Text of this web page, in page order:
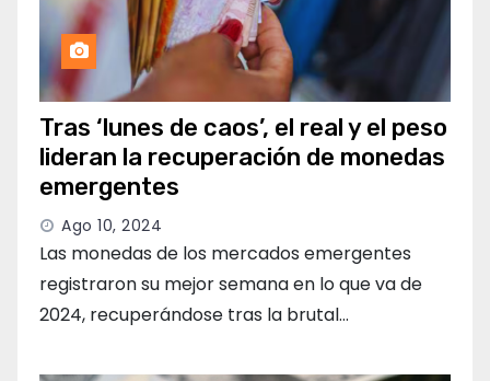
Tras ‘lunes de caos’, el real y el peso
lideran la recuperación de monedas
emergentes
Ago 10, 2024
Las monedas de los mercados emergentes
registraron su mejor semana en lo que va de
2024, recuperándose tras la brutal…